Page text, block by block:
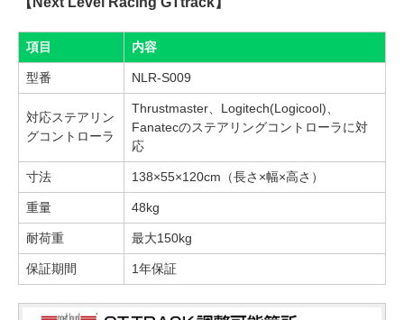
項目 内容
型番 NLR-S009
対応ステアリン
グコントローラ
Thrustmaster、Logitech(Logicool)、
Fanatecのステアリングコントローラに対
応
寸法 138×55×120cm（長さ×幅×高さ）
重量 48kg
耐荷重 最大150kg
保証期間 1年保証